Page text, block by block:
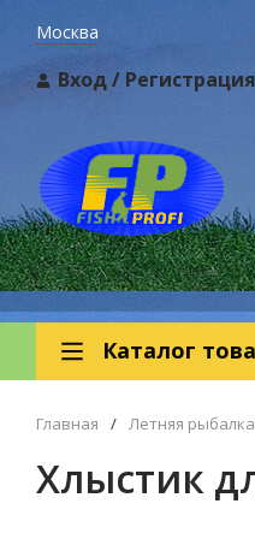
Москва
Вход/ Регистрация
Каталог
Главная / Летняя рыбалка
Хлыстик